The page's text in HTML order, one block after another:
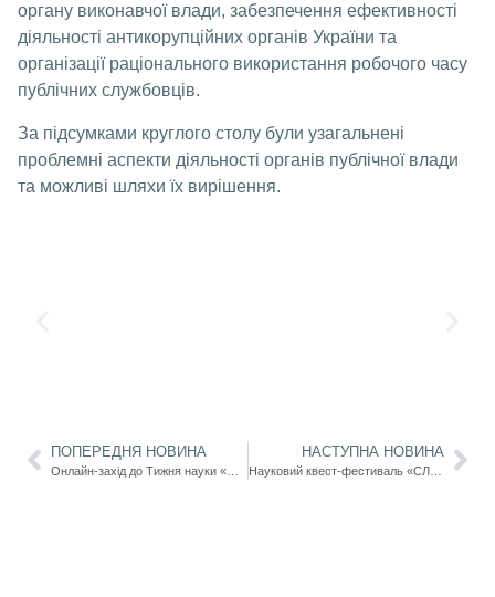
органу виконавчої влади, забезпечення ефективності
діяльності антикорупційних органів України та
організації раціонального використання робочого часу
публічних службовців.
За підсумками круглого столу були узагальнені
проблемні аспекти діяльності органів публічної влади
та можливі шляхи їх вирішення.
ПОПЕРЕДНЯ НОВИНА НАСТУПНА НОВИНА
Науковий квест-фестиваль «СЛОВО ПІД МІКРОСКОПОМ» з нагоди Дня науки